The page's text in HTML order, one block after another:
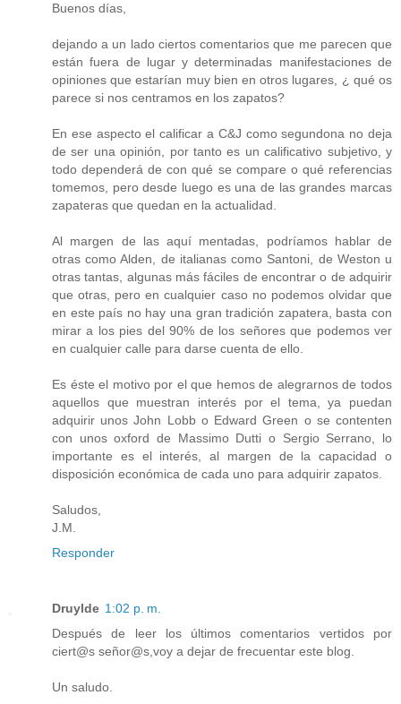
Buenos días,
dejando a un lado ciertos comentarios que me parecen que
están fuera de lugar y determinadas manifestaciones de
opiniones que estarían muy bien en otros lugares, ¿ qué os
parece si nos centramos en los zapatos?
En ese aspecto el calificar a C&J como segundona no deja
de ser una opinión, por tanto es un calificativo subjetivo, y
todo dependerá de con qué se compare o qué referencias
tomemos, pero desde luego es una de las grandes marcas
zapateras que quedan en la actualidad.
Al margen de las aquí mentadas, podríamos hablar de
otras como Alden, de italianas como Santoni, de Weston u
otras tantas, algunas más fáciles de encontrar o de adquirir
que otras, pero en cualquier caso no podemos olvidar que
en este país no hay una gran tradición zapatera, basta con
mirar a los pies del 90% de los señores que podemos ver
en cualquier calle para darse cuenta de ello.
Es éste el motivo por el que hemos de alegrarnos de todos
aquellos que muestran interés por el tema, ya puedan
adquirir unos John Lobb o Edward Green o se contenten
con unos oxford de Massimo Dutti o Sergio Serrano, lo
importante es el interés, al margen de la capacidad o
disposición económica de cada uno para adquirir zapatos.
Saludos,
J.M.
Responder
Druylde 1:02 p. m.
Después de leer los últimos comentarios vertidos por
ciert@s señor@s,voy a dejar de frecuentar este blog.
Un saludo.